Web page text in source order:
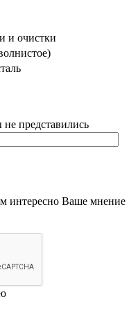
и очистки
представились
интересно Ваше мнение